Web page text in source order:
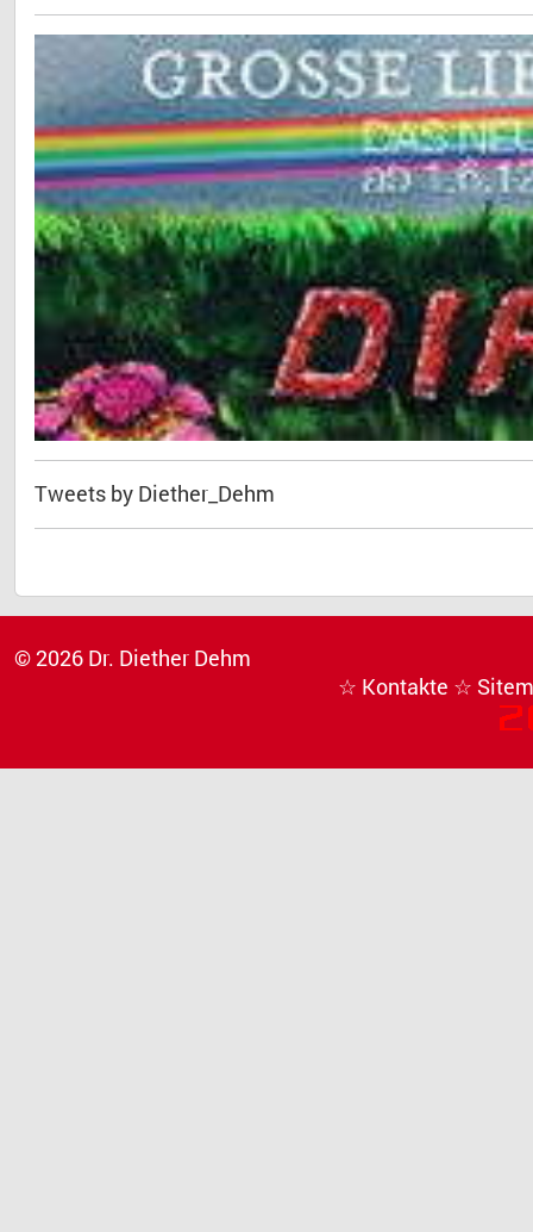
Tweets by Diether_Dehm
© 2026 Dr. Diether Dehm
☆ Kontakte ☆